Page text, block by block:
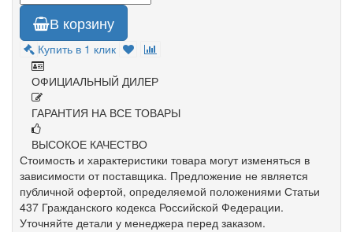
В корзину
Купить в 1 клик
ОФИЦИАЛЬНЫЙ ДИЛЕР
ГАРАНТИЯ НА ВСЕ ТОВАРЫ
ВЫСОКОЕ КАЧЕСТВО
Стоимость и характеристики товара могут изменяться в
зависимости от поставщика. Предложение не является
публичной офертой, определяемой положениями Статьи
437 Гражданского кодекса Российской Федерации.
Уточняйте детали у менеджера перед заказом.